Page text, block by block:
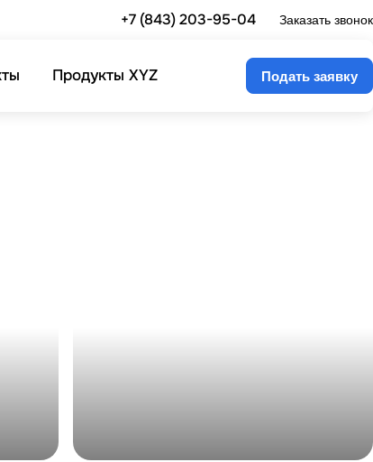
+7 (843) 203-95-04 Заказать звонок
Продукты XYZ Подать заявку